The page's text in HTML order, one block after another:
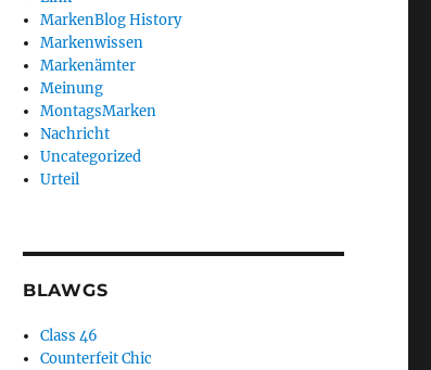
MarkenBlog History
Markenwissen
Markenämter
Meinung
MontagsMarken
Nachricht
Uncategorized
Urteil
BLAWGS
Class 46
Counterfeit Chic